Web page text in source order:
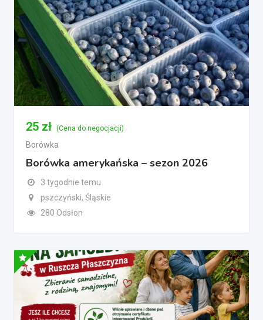
25 zł (Cena do negocjacji)
Borówka
Borówka amerykańska – sezon 2026
3 tygodnie temu
pszczyński, Śląskie
280 Odsłon